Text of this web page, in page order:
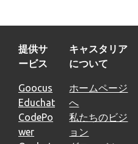
提供サ
ービス
Goocus
Educhat
CodePo
wer
キャスタリア
について
ホームページ
へ
私たちのビジ
ョン